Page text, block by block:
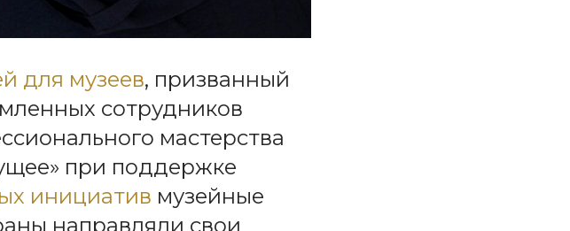
для музеев, призванный
сотрудников
мастерства
при поддержке
инициатив музейные
направляли свои